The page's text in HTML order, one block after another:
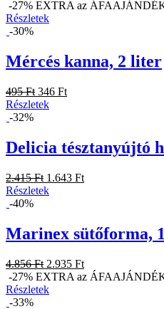
-27% EXTRA az
Részletek
-30%
Mércés kanna, 2 liter
495 Ft 346 Ft
Részletek
-32%
Delicia tésztanyújtó
2.415 Ft 1.643 Ft
Részletek
-40%
Marinex sütőforma,
4.856 Ft 2.935 Ft
-27% EXTRA az
Részletek
-33%